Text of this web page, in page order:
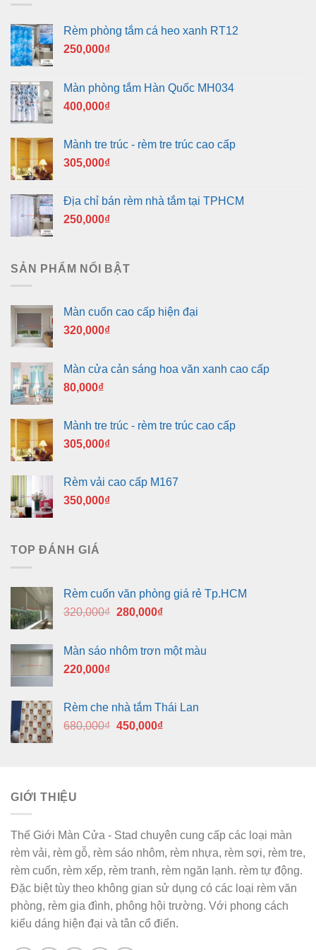
Rèm phòng tắm cá heo xanh RT12
250,000₫
Màn phòng tắm Hàn Quốc MH034
400,000₫
Mành tre trúc - rèm tre trúc cao cấp
305,000₫
Địa chỉ bán rèm nhà tắm tại TPHCM
250,000₫
SẢN PHẨM NỔI BẬT
Màn cuốn cao cấp hiện đại
320,000₫
Màn cửa cản sáng hoa văn xanh cao cấp
80,000₫
Mành tre trúc - rèm tre trúc cao cấp
305,000₫
Rèm vải cao cấp M167
350,000₫
TOP ĐÁNH GIÁ
Rèm cuốn văn phòng giá rẻ Tp.HCM
320,000₫ Giá
320,000₫.
280,000₫Giá
là:
Màn sáo nhôm trơn một màu
220,000₫
Rèm che nhà tắm Thái Lan
680,000₫ Giá
450,000₫Giá
GIỚI THIỆU
Thế Giới Màn Cửa - Stad chuyên cung cấp các loại màn
rèm vải, rèm gỗ, rèm sáo nhôm, rèm nhựa, rèm sợi, rèm tre,
rèm cuốn, rèm xếp, rèm tranh, rèm ngăn lạnh. rèm tự động.
Đặc biệt tùy theo không gian sử dụng có các loại rèm văn
phòng, rèm gia đình, phông hội trường. Với phong cách
kiểu dáng hiện đại và tân cổ điển.